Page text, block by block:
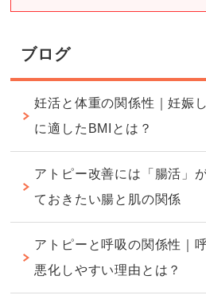
ブログ
妊活と体重の関係性｜妊娠
に適したBMIとは？
アトピー改善には「腸活」
ておきたい腸と肌の関係
アトピーと呼吸の関係性｜
悪化しやすい理由とは？